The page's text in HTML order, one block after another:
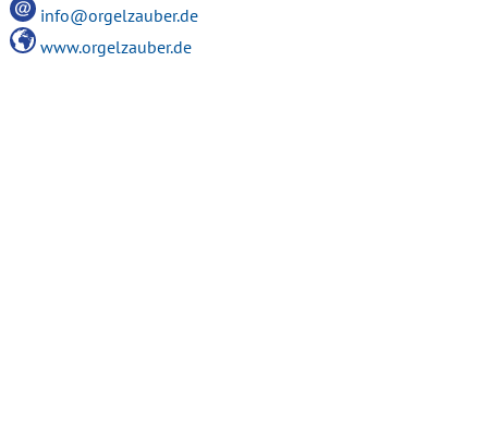
info@orgelzauber.de
www.orgelzauber.de